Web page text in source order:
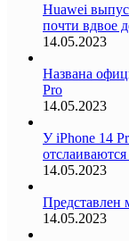
Huawei
почти вдвое
14.05.2023
Названа
Pro
14.05.2023
У iPhone 14
14.05.2023
Представлен
14.05.2023